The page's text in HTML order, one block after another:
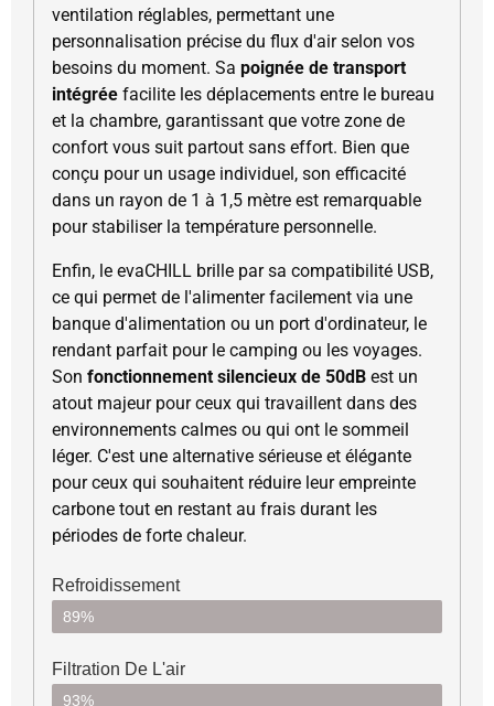
ventilation réglables, permettant une
personnalisation précise du flux d'air selon vos
besoins du moment. Sa poignée de transport
intégrée facilite les déplacements entre le bureau
et la chambre, garantissant que votre zone de
confort vous suit partout sans effort. Bien que
conçu pour un usage individuel, son efficacité
dans un rayon de 1 à 1,5 mètre est remarquable
pour stabiliser la température personnelle.
Enfin, le evaCHILL brille par sa compatibilité USB,
ce qui permet de l'alimenter facilement via une
banque d'alimentation ou un port d'ordinateur, le
rendant parfait pour le camping ou les voyages.
Son fonctionnement silencieux de 50dB est un
atout majeur pour ceux qui travaillent dans des
environnements calmes ou qui ont le sommeil
léger. C'est une alternative sérieuse et élégante
pour ceux qui souhaitent réduire leur empreinte
carbone tout en restant au frais durant les
périodes de forte chaleur.
Refroidissement
89%
Filtration De L'air
93%